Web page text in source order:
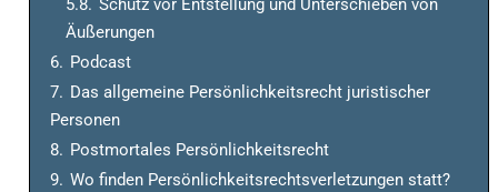
5.8. Schutz vor Entstellung und Unterschieben von
Äußerungen
6. Podcast
7. Das allgemeine Persönlichkeitsrecht juristischer
Personen
8. Postmortales Persönlichkeitsrecht
9. Wo finden Persönlichkeitsrechtsverletzungen statt?